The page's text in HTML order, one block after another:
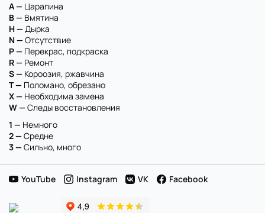
A — Царапина
B — Вмятина
H — Дырка
N — Отсутствие
P — Перекрас, подкраска
R — Ремонт
S — Короозия, ржавчина
T — Поломано, обрезано
X — Необходима замена
W — Следы восстановления
1 — Немного
2 — Средне
3 — Сильно, много
YouTube Instagram VK Facebook